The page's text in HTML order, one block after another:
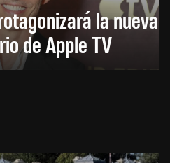
la nueva
de Apple TV